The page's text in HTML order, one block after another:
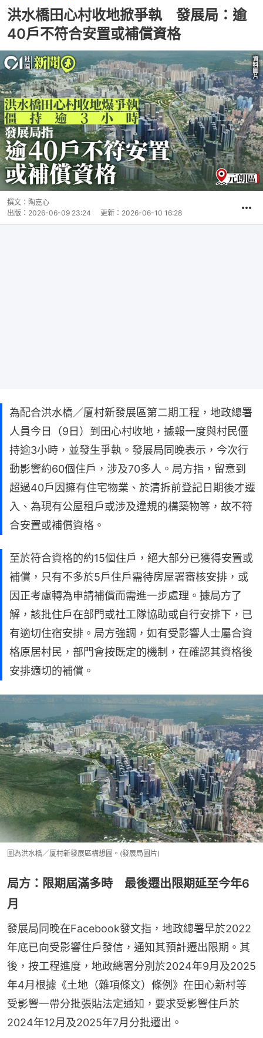
洪水橋田心村收地掀爭執 發展局：逾
40戶不符合安置或補償資格
撰文： 陶嘉心
出版： 2026-06-09 23:24 更新： 2026-06-10 16:28
為配合洪水橋／厦村新發展區第二期工程，地政總署
人員今日（9日）到田心村收地，據報一度與村民僵
持逾3小時，並發生爭執。發展局同晚表示，今次行
動影響約60個住戶，涉及70多人。局方指，留意到
超過40戶因擁有住宅物業、於清拆前登記日期後才遷
入、為現有公屋租戶或涉及違規的構築物等，故不符
合安置或補償資格。
至於符合資格的約15個住戶，絕大部分已獲得安置或
補償，只有不多於5戶住戶需待房屋署審核安排，或
因正考慮轉為申請補償而需進一步處理。據局方了
解，該批住戶在部門或社工隊協助或自行安排下，已
有適切住宿安排。局方強調，如有受影響人士屬合資
格原居村民，部門會按既定的機制，在確認其資格後
安排適切的補償。
圖為洪水橋／厦村新發展區構想圖。(發展局圖片)
局方：限期屆滿多時 最後遷出限期延至今年6
月
發展局同晚在Facebook發文指，地政總署早於2022
年底已向受影響住戶發信，通知其預計遷出限期。其
後，按工程進度，地政總署分別於2024年9月及2025
年4月根據《土地（雜項條文）條例》在田心新村等
受影響一帶分批張貼法定通知，要求受影響住戶於
2024年12月及2025年7月分批遷出。